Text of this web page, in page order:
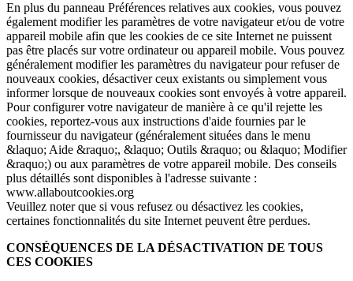
En plus du panneau Préférences relatives aux cookies, vous pouvez
également modifier les paramètres de votre navigateur et/ou de votre
appareil mobile afin que les cookies de ce site Internet ne puissent
pas être placés sur votre ordinateur ou appareil mobile. Vous pouvez
généralement modifier les paramètres du navigateur pour refuser de
nouveaux cookies, désactiver ceux existants ou simplement vous
informer lorsque de nouveaux cookies sont envoyés à votre appareil.
Pour configurer votre navigateur de manière à ce qu'il rejette les
cookies, reportez-vous aux instructions d'aide fournies par le
fournisseur du navigateur (généralement situées dans le menu
&laquo; Aide &raquo;, &laquo; Outils &raquo; ou &laquo; Modifier
&raquo;) ou aux paramètres de votre appareil mobile. Des conseils
plus détaillés sont disponibles à l'adresse suivante :
www.allaboutcookies.org
Veuillez noter que si vous refusez ou désactivez les cookies,
certaines fonctionnalités du site Internet peuvent être perdues.
CONSÉQUENCES DE LA DÉSACTIVATION DE TOUS
CES COOKIES